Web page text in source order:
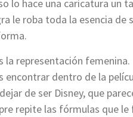
lo hace una caricatura un
le roba toda la esencia de
representación
dentro de la
de ser Disney, que
repite las fórmulas que